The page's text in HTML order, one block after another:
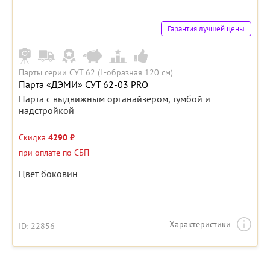
Гарантия лучшей цены
Парты серии СУТ 62 (L-образная 120 см)
Парта «ДЭМИ» СУТ 62-03 PRO
Парта с выдвижным органайзером, тумбой и
надстройкой
Скидка 4290 ₽
при оплате по СБП
Цвет боковин
ID: 22856 Характеристики